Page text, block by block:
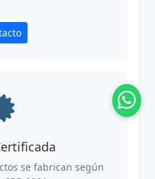
se fabrican según